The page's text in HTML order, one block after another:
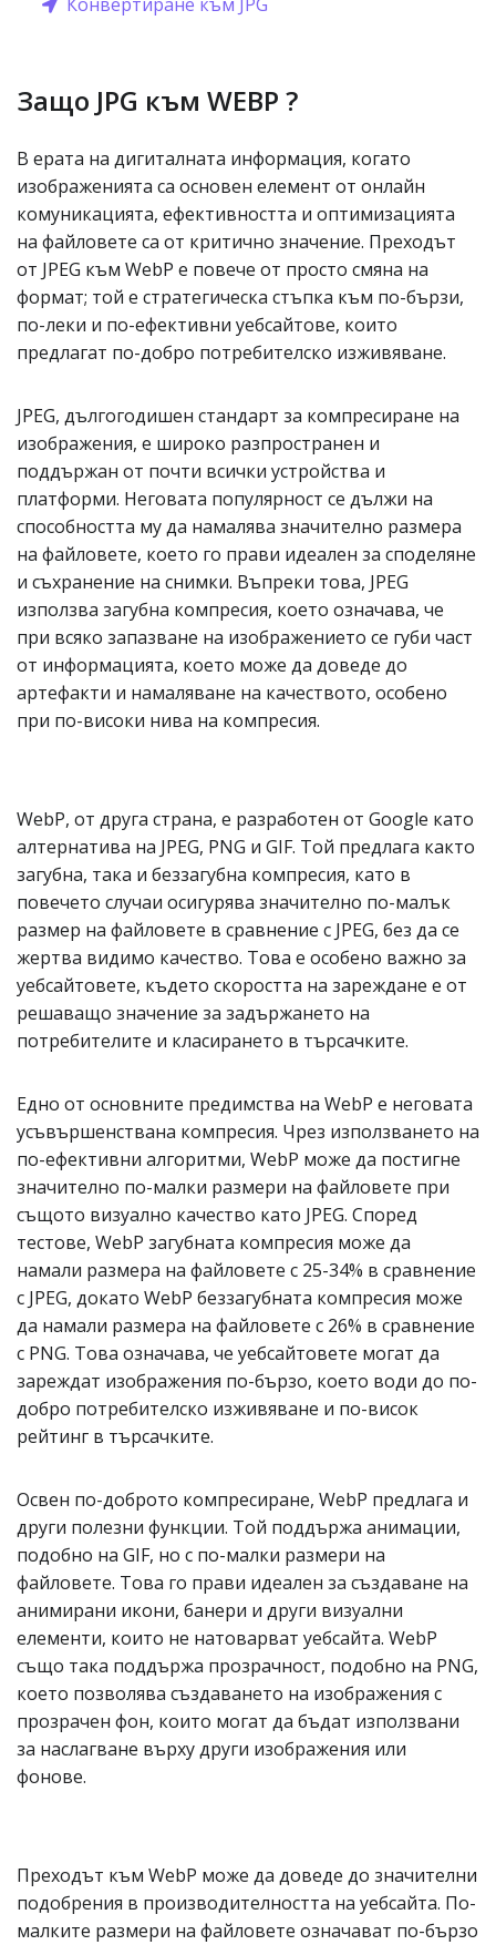
Защо JPG към WEBP ?
В ерата на дигиталната информация, когато
изображенията са основен елемент от онлайн
комуникацията, ефективността и оптимизацията
на файловете са от критично значение. Преходът
от JPEG към WebP е повече от просто смяна на
формат; той е стратегическа стъпка към по-бързи,
по-леки и по-ефективни уебсайтове, които
предлагат по-добро потребителско изживяване.
JPEG, дългогодишен стандарт за компресиране на
изображения, е широко разпространен и
поддържан от почти всички устройства и
платформи. Неговата популярност се дължи на
способността му да намалява значително размера
на файловете, което го прави идеален за споделяне
и съхранение на снимки. Въпреки това, JPEG
използва загубна компресия, което означава, че
при всяко запазване на изображението се губи част
от информацията, което може да доведе до
артефакти и намаляване на качеството, особено
при по-високи нива на компресия.
WebP, от друга страна, е разработен от Google като
алтернатива на JPEG, PNG и GIF. Той предлага както
загубна, така и беззагубна компресия, като в
повечето случаи осигурява значително по-малък
размер на файловете в сравнение с JPEG, без да се
жертва видимо качество. Това е особено важно за
уебсайтовете, където скоростта на зареждане е от
решаващо значение за задържането на
потребителите и класирането в търсачките.
Едно от основните предимства на WebP е неговата
усъвършенствана компресия. Чрез използването на
по-ефективни алгоритми, WebP може да постигне
значително по-малки размери на файловете при
същото визуално качество като JPEG. Според
тестове, WebP загубната компресия може да
намали размера на файловете с 25-34% в сравнение
с JPEG, докато WebP беззагубната компресия може
да намали размера на файловете с 26% в сравнение
с PNG. Това означава, че уебсайтовете могат да
зареждат изображения по-бързо, което води до по-
добро потребителско изживяване и по-висок
рейтинг в търсачките.
Освен по-доброто компресиране, WebP предлага и
други полезни функции. Той поддържа анимации,
подобно на GIF, но с по-малки размери на
файловете. Това го прави идеален за създаване на
анимирани икони, банери и други визуални
елементи, които не натоварват уебсайта. WebP
също така поддържа прозрачност, подобно на PNG,
което позволява създаването на изображения с
прозрачен фон, които могат да бъдат използвани
за наслагване върху други изображения или
фонове.
Преходът към WebP може да доведе до значителни
подобрения в производителността на уебсайта. По-
малките размери на файловете означават по-бързо